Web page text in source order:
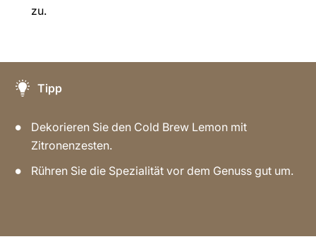
zu.
Tipp
Dekorieren Sie den Cold Brew Lemon mit
Zitronenzesten.
Rühren Sie die Spezialität vor dem Genuss gut um.